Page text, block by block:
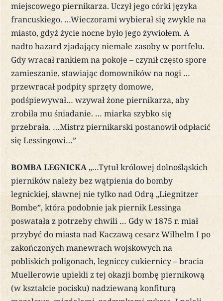
miejscowego piernikarza. Uczył jego córki języka
francuskiego. …Wieczorami wybierał się zwykle na
miasto, gdyż życie nocne było jego żywiołem. A
nadto hazard zjadający niemałe zasoby w portfelu.
Gdy wracał rankiem na pokoje – czynił często spore
zamieszanie, stawiając domowników na nogi …
przewracał podpity sprzęty domowe,
podśpiewywał… wzywał żone piernikarza, aby
zrobiła mu śniadanie. … miarka szybko się
przebrała. …Mistrz piernikarski postanowił odpłacić
się Lessingowi…”
BOMBA LEGNICKA „…Tytuł królowej dolnośląskich
pierników należy bez wątpienia do bomby
legnickiej, sławnej nie tylko nad Odrą „Liegnitzer
Bombe”, która podobnie jak piernik Lessinga
poswatała z potrzeby chwili … Gdy w 1875 r. miał
przybyć do miasta nad Kaczawą cesarz Wilhelm I po
zakończonych manewrach wojskowych na
pobliskich poligonach, legniccy cukiernicy – bracia
Muellerowie upiekli z tej okazji bombę piernikową
(w kształcie pocisku) nadziewaną konfiturą